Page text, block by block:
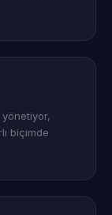
yönetiyor,
biçimde